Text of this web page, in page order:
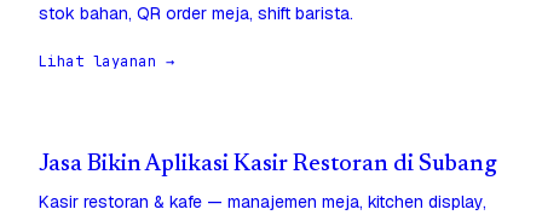
stok bahan, QR order meja, shift barista.
Lihat layanan →
Jasa Bikin Aplikasi Kasir Restoran di Subang
Kasir restoran & kafe — manajemen meja, kitchen display,